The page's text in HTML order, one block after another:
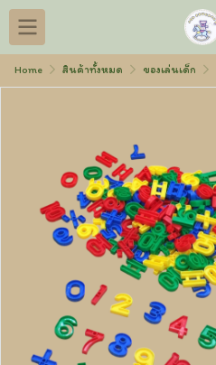
Home สินค้าทั้งหมด ของเล่นเด็ก